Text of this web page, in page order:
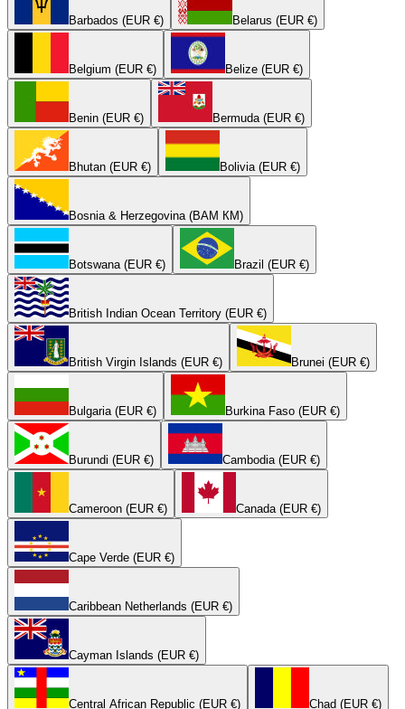
Barbados (EUR €) Belarus (EUR €)
Belgium (EUR €) Belize (EUR €)
Benin (EUR €) Bermuda (EUR €)
Bhutan (EUR €) Bolivia (EUR €)
Bosnia & Herzegovina (BAM КМ)
Botswana (EUR €) Brazil (EUR €)
British Indian Ocean Territory (EUR €)
British Virgin Islands (EUR €) Brunei (EUR €)
Bulgaria (EUR €) Burkina Faso (EUR €)
Burundi (EUR €) Cambodia (EUR €)
Cameroon (EUR €) Canada (EUR €)
Cape Verde (EUR €)
Caribbean Netherlands (EUR €)
Cayman Islands (EUR €)
Central African Republic (EUR €) Chad (EUR €)